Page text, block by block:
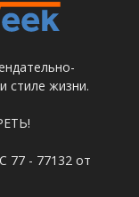
стиле жизни.
77 - 77132 от